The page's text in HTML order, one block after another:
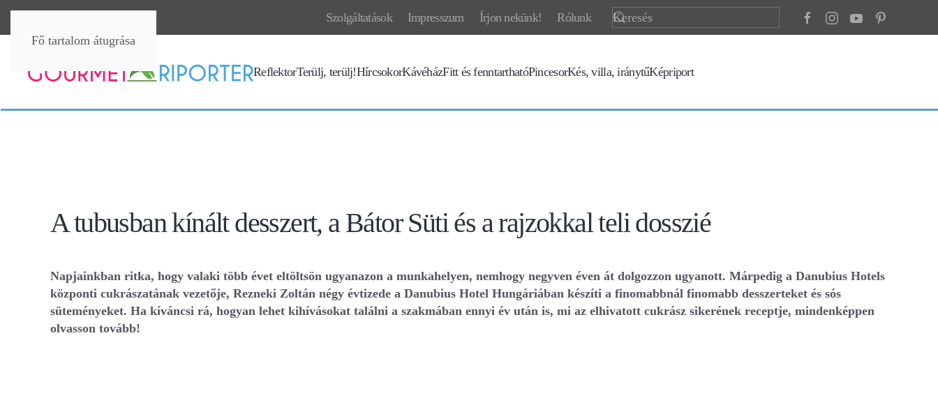
Fő tartalom átugrása
Szolgáltatások Impresszum Írjon nekünk! Rólunk
ReflektorTerülj, terülj!HírcsokorKávéházFitt és fenntarthatóPincesorKés, villa, iránytűKépriport
A tubusban kínált desszert, a Bátor Süti és a rajzokkal teli dosszié
Napjainkban ritka, hogy valaki több évet eltöltsön ugyanazon a munkahelyen, nemhogy negyven éven át dolgozzon ugyanott. Márpedig a Danubius Hotels
központi cukrászatának vezetője, Rezneki Zoltán négy évtizede a Danubius Hotel Hungáriában készíti a finomabbnál finomabb desszerteket és sós
süteményeket. Ha kíváncsi rá, hogyan lehet kihívásokat találni a szakmában ennyi év után is, mi az elhivatott cukrász sikerének receptje, mindenképpen
olvasson tovább!